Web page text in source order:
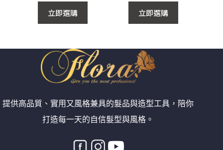
立即選購
到
立即選購
提供高品質、實用又風格兼具的髮品與造型工具，陪你
打造每一天的自信髮型與風格。